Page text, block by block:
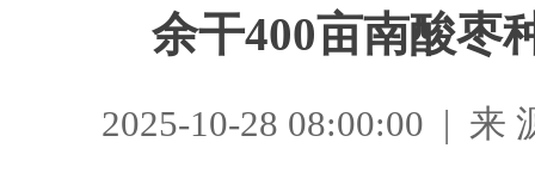
余干400亩南酸枣
2025-10-28 08:00:00 | 来